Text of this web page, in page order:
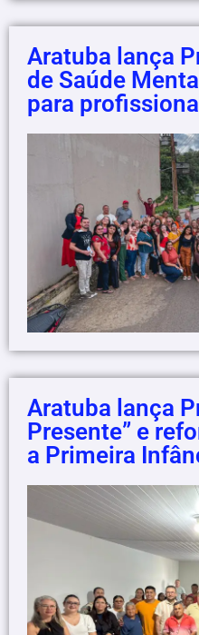
Aratuba lança
de Saúde
para
Aratuba lança
Presente” e
a Primeira